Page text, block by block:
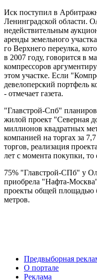
Иск поступил в
Ленинградской области.
недействительным
аренды земельного
го Верхнего переулка,
в 2007 году, говорится в
компрессоров
этом участке. Если
девелоперский портфель
- отмечает газета.
"Главстрой-Спб"
жилой проект "Северная
миллионов квадратных
компанией на торгах за
торгов, реализация
лет с момента покупки, то
75% "Главстрой-СПб" у
приобрела "Нафта-
проекты общей площадью
метров.
Предвыборная
О портале
Реклама